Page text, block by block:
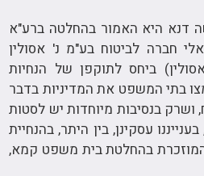
דנא היא האמור בהחלטה ברע"א
הישראלי חברה לביטוח בע"מ נ' אסולין
אסולין) ביחס לתוקפן של הנחיות
בתי המשפט את המדיניות בדבר
בנסיבות מיוחדות יש לסטות
כאמור, בענייננו עסקינן, בין היתר, בהנחיית
מיום 9.12.1998, המוזכרת בהחלטת בית משפט קמא,